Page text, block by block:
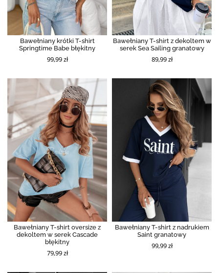
Bawełniany krótki T-shirt
Springtime Babe błękitny
99,99 zł
Bawełniany T-shirt z dekoltem w
serek Sea Sailing granatowy
89,99 zł
Bawełniany T-shirt oversize z
dekoltem w serek Cascade
błękitny
79,99 zł
Bawełniany T-shirt z nadrukiem
Saint granatowy
99,99 zł